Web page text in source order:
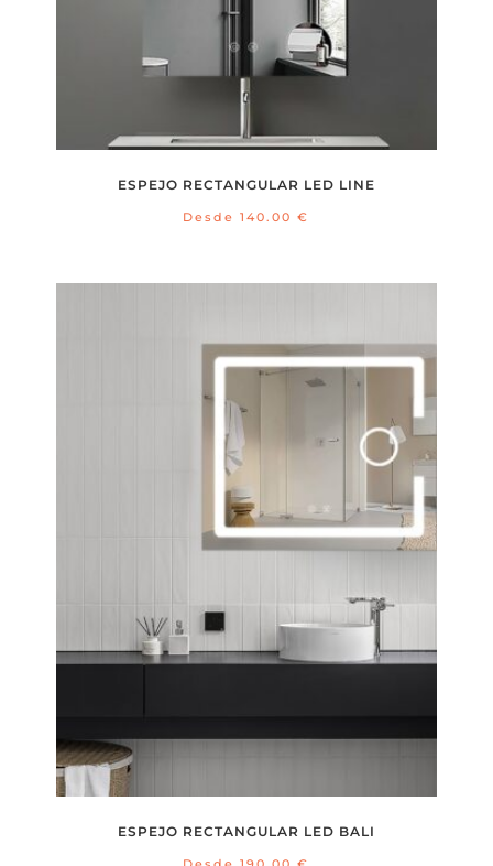
ESPEJO RECTANGULAR LED LINE
Desde 140.00€
ESPEJO RECTANGULAR LED BALI